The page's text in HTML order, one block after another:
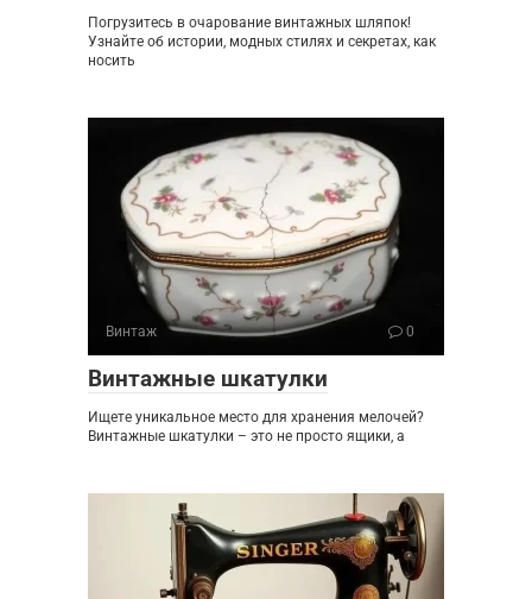
Погрузитесь в очарование винтажных шляпок!
Узнайте об истории, модных стилях и секретах, как
носить
Винтаж 0
Винтажные шкатулки
Ищете уникальное место для хранения мелочей?
Винтажные шкатулки – это не просто ящики, а